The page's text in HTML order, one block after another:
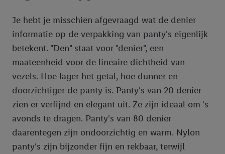
Je hebt je misschien afgevraagd wat de denier
informatie op de verpakking van panty's eigenlijk
betekent. "Den" staat voor "denier", een
maateenheid voor de lineaire dichtheid van
vezels. Hoe lager het getal, hoe dunner en
doorzichtiger de panty is. Panty's van 20 denier
zien er verfijnd en elegant uit. Ze zijn ideaal om 's
avonds te dragen. Panty's van 80 denier
daarentegen zijn ondoorzichtig en warm. Nylon
panty's zijn bijzonder fijn en rekbaar, terwijl